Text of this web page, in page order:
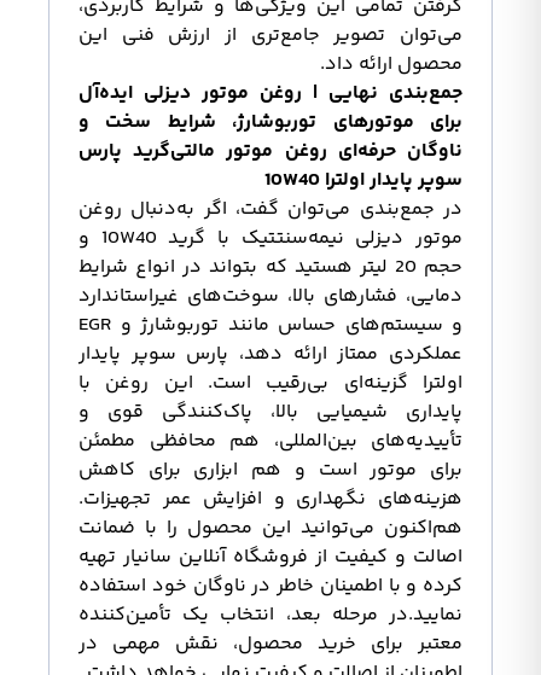
گرفتن تمامی این ویژگی‌ها و شرایط کاربردی،
می‌توان تصویر جامع‌تری از ارزش فنی این
محصول ارائه داد.
جمع‌بندی نهایی | روغن موتور دیزلی ایده‌آل
برای موتورهای توربوشارژ، شرایط سخت و
ناوگان حرفه‌ای روغن موتور مالتی‌گرید پارس
سوپر پایدار اولترا 10W40
در جمع‌بندی می‌توان گفت، اگر به‌دنبال روغن
موتور دیزلی نیمه‌سنتتیک با گرید 10W40 و
حجم 20 لیتر هستید که بتواند در انواع شرایط
دمایی، فشارهای بالا، سوخت‌های غیراستاندارد
و سیستم‌های حساس مانند توربوشارژ و EGR
عملکردی ممتاز ارائه دهد، پارس سوپر پایدار
اولترا گزینه‌ای بی‌رقیب است. این روغن با
پایداری شیمیایی بالا، پاک‌کنندگی قوی و
تأییدیه‌های بین‌المللی، هم محافظی مطمئن
برای موتور است و هم ابزاری برای کاهش
هزینه‌های نگهداری و افزایش عمر تجهیزات.
هم‌اکنون می‌توانید این محصول را با ضمانت
اصالت و کیفیت از فروشگاه آنلاین سانیار تهیه
کرده و با اطمینان خاطر در ناوگان خود استفاده
نمایید.در مرحله بعد، انتخاب یک تأمین‌کننده
معتبر برای خرید محصول، نقش مهمی در